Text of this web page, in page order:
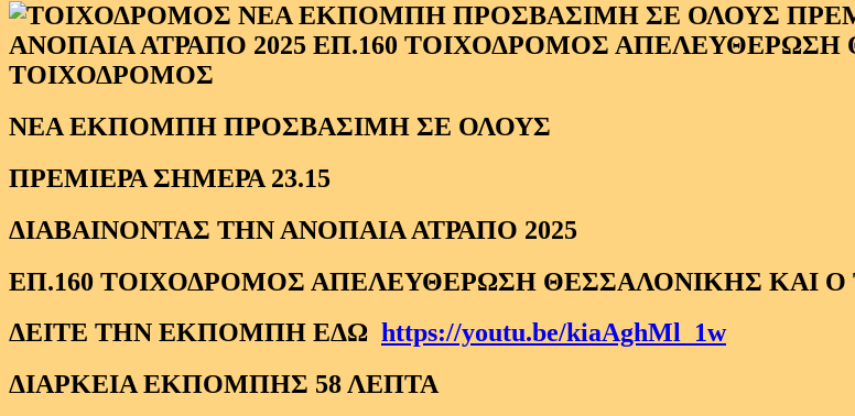
ΤΟΙΧΟΔΡΟΜΟΣ
ΝΕΑ ΕΚΠΟΜΠΗ ΠΡΟΣΒΑΣΙΜΗ ΣΕ ΟΛΟΥΣ
ΠΡΕΜΙΕΡΑ ΣΗΜΕΡΑ 23.15
ΔΙΑΒΑΙΝΟΝΤΑΣ ΤΗΝ ΑΝΟΠΑΙΑ ΑΤΡΑΠΟ 2025
ΕΠ.160 ΤΟΙΧΟΔΡΟΜΟΣ ΑΠΕΛΕΥΘΕΡΩΣΗ ΘΕΣΣΑΛΟΝΙΚΗΣ ΚΑΙ Ο
ΔΕΙΤΕ ΤΗΝ ΕΚΠΟΜΠΗ ΕΔΩ https://youtu.be/kiaAghMl_1w
ΔΙΑΡΚΕΙΑ ΕΚΠΟΜΠΗΣ 58 ΛΕΠΤΑ